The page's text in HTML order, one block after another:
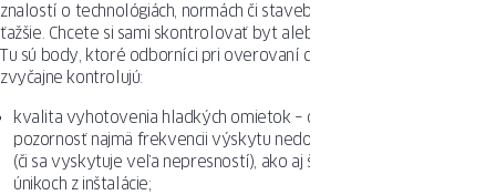
znalostí o technológiách, normách či stavebnom práve to môže byť
ťažšie. Chcete si sami skontrolovať byt alebo dom po rekonštrukcii?
Tu sú body, ktoré odborníci pri overovaní dokončovacích prác
zvyčajne kontrolujú:
kvalita vyhotovenia hladkých omietok – oplatí sa venovať
pozornosť najmä frekvencii výskytu nedostatkov a povrchu stien
(či sa vyskytuje veľa nepresností), ako aj škvrnám svedčiacim o
únikoch z inštalácie;